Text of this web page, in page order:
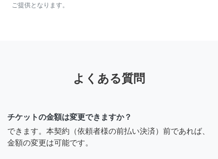
ご提供となります。
よくある質問
チケットの金額は変更できますか？
できます。本契約（依頼者様の前払い決済）前であれば、
金額の変更は可能です。